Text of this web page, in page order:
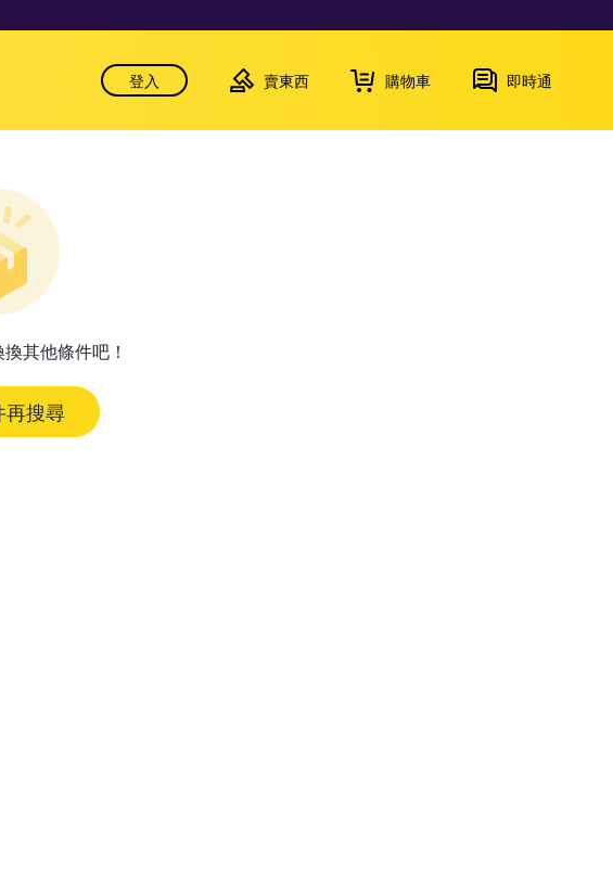
登入 賣東西 購物車 即時通
其他條件吧！
再搜尋